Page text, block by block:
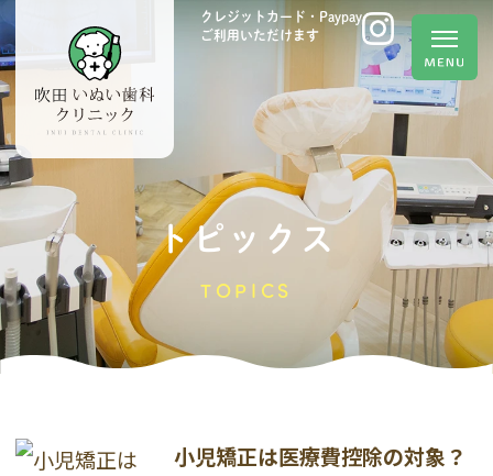
クレジットカード・Paypay
ご利用いただけます
トピックス
TOPICS
小児矯正は医療費控除の対象？